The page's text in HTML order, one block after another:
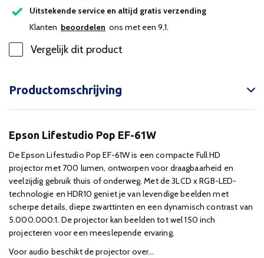
Uitstekende service en altijd gratis verzending
Klanten beoordelen ons met een 9,1.
Vergelijk dit product
Productomschrijving
Epson Lifestudio Pop EF-61W
De Epson Lifestudio Pop EF-61W is een compacte Full HD
projector met 700 lumen, ontworpen voor draagbaarheid en
veelzijdig gebruik thuis of onderweg. Met de 3LCD x RGB-LED-
technologie en HDR10 geniet je van levendige beelden met
scherpe details, diepe zwarttinten en een dynamisch contrast van
5.000.000:1. De projector kan beelden tot wel 150 inch
projecteren voor een meeslepende ervaring.
Voor audio beschikt de projector over...